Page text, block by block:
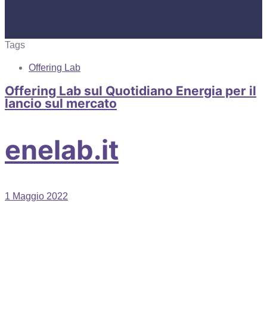
Tags
Offering Lab
Offering Lab sul Quotidiano Energia per il
lancio sul mercato
enelab.it
1 Maggio 2022